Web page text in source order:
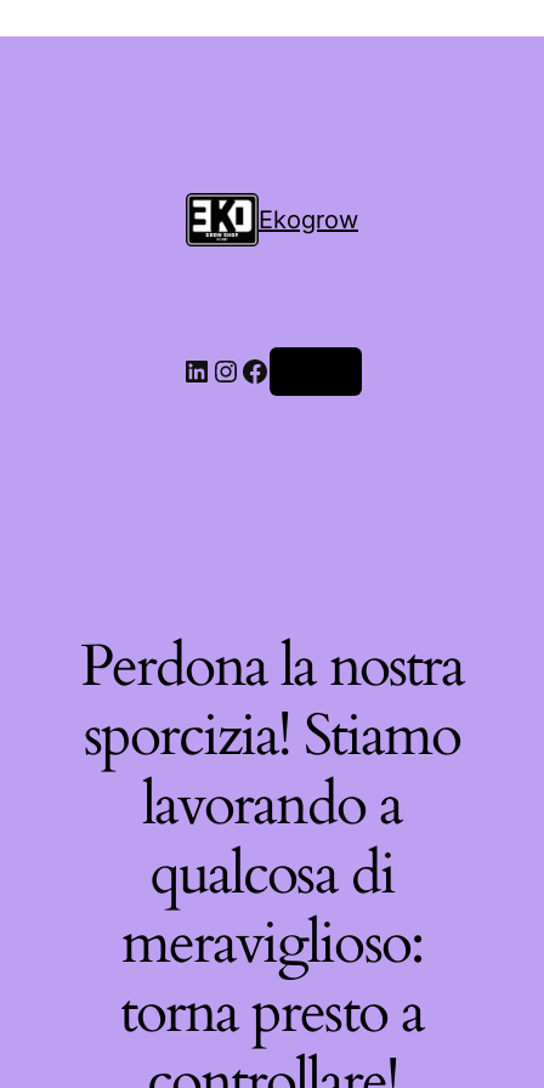
Ekogrow
Perdona la nostra
sporcizia! Stiamo
lavorando a
qualcosa di
meraviglioso:
torna presto a